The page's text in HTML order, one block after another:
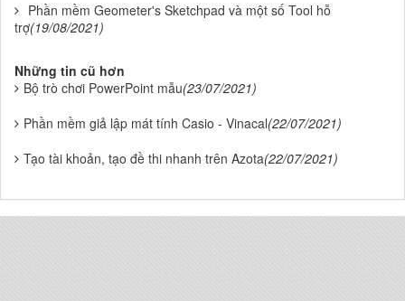
Phần mềm Geometer's Sketchpad và một số Tool hỗ
trợ(19/08/2021)
Những tin cũ hơn
Bộ trò chơi PowerPoint mẫu(23/07/2021)
Phần mềm giả lập mát tính Casio - Vinacal(22/07/2021)
Tạo tài khoản, tạo đề thi nhanh trên Azota(22/07/2021)